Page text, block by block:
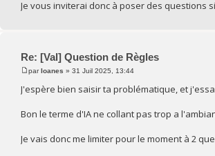
Je vous inviterai donc à poser des questions
Re: [Val] Question de Règles
parIoanes » 31 Juil 2025, 13:44
J'espère bien saisir ta problématique, et
Bon le terme d'IA ne collant pas trop a
Je vais donc me limiter pour le moment à 2